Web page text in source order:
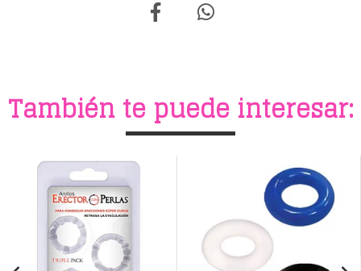
También te puede interesar: